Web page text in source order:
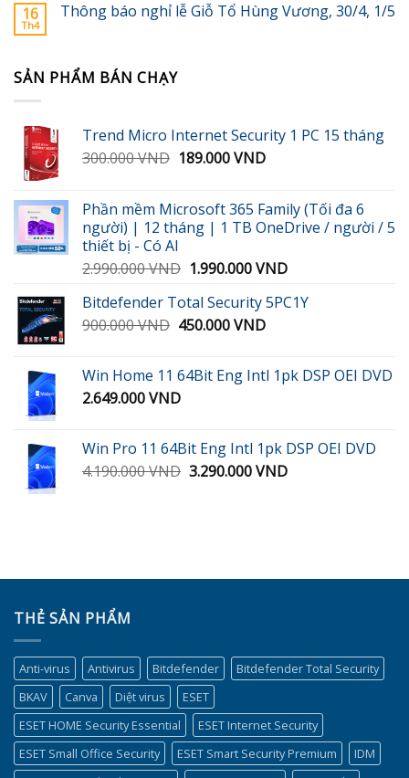
16
Th4
Thông báo nghỉ lễ Giỗ Tổ Hùng Vương, 30/4, 1/5
SẢN PHẨM BÁN CHẠY
Trend Micro Internet Security 1 PC 15 tháng
300.000VND Giá
300.000 VND.
189.000VNDGiá
là:
189.000 VND.
Phần mềm Microsoft 365 Family (Tối đa 6
người) | 12 tháng | 1 TB OneDrive / người / 5
thiết bị - Có AI
2.990.000VND Giá
là:
2.990.000 VND.
1.990.000VNDGiá
tại
Bitdefender Total Security 5PC1Y
900.000VND Giá
900.000 VND.
450.000VNDGiá
là:
Win Home 11 64Bit Eng Intl 1pk DSP OEI DVD
2.649.000VND
Win Pro 11 64Bit Eng Intl 1pk DSP OEI DVD
4.190.000VND Giá
3.290.000VNDGiá
THẺ SẢN PHẨM
Anti-virus Antivirus Bitdefender
Bitdefender Total Security
BKAV
Canva Diệt virus
ESET
ESET HOME Security Essential
ESET Internet Security
ESET Small Office Security
ESET Smart Security Premium
IDM